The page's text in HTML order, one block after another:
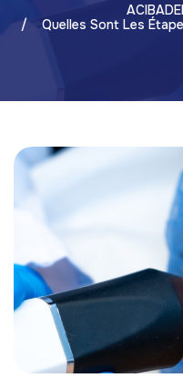
Quelles Sont Les